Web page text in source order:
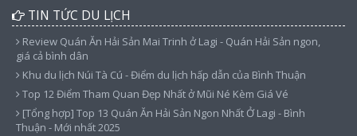
TIN TỨC DU LỊCH
Review Quán Ăn Hải Sản Mai Trinh ở Lagi - Quán Hải Sản ngon,
giá cả bình dân
Khu du lịch Núi Tà Cú - Điểm du lịch hấp dẫn của Bình Thuận
Top 12 Điểm Tham Quan Đẹp Nhất ở Mũi Né Kèm Giá Vé
[Tổng hợp] Top 13 Quán Ăn Hải Sản Ngon Nhất Ở Lagi - Bình
Thuận - Mới nhất 2025